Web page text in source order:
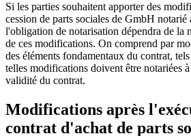
Si les parties souhaitent apporter des
cession de parts sociales de GmbH notarié
l'obligation de notarisation dépendra de la
de ces modifications. On comprend par
des éléments fondamentaux du contrat,
telles modifications doivent être notariées
validité du contrat.
Modifications après
contrat d'achat de parts